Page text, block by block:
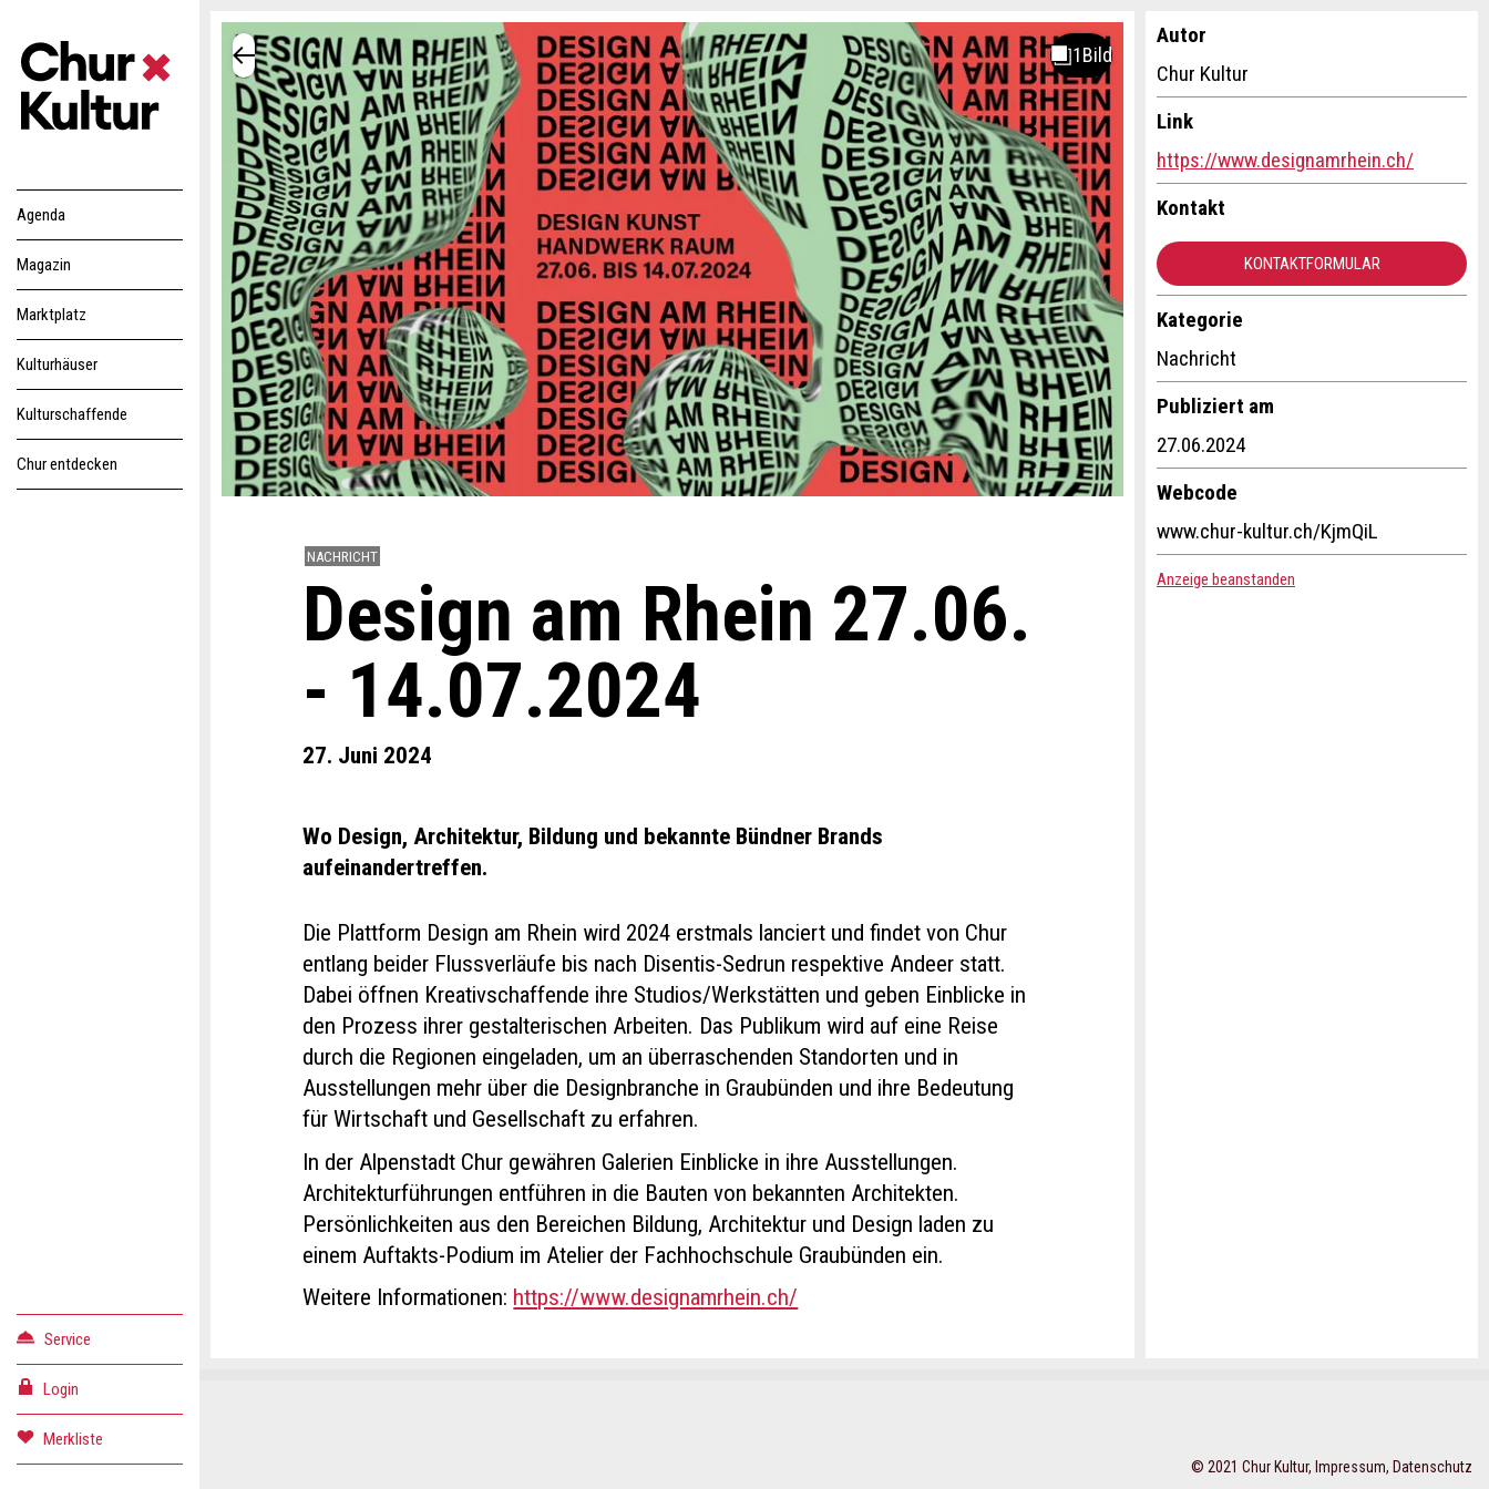
Agenda
Magazin
Marktplatz
Kulturhäuser
Kulturschaffende
Chur entdecken
Service
Login
Merkliste
NACHRICHT
Design am Rhein 27.06.
- 14.07.2024
27. Juni 2024
Wo Design, Architektur, Bildung und bekannte Bündner Brands
aufeinandertreffen.
Die Plattform Design am Rhein wird 2024 erstmals lanciert und findet von Chur
entlang beider Flussverläufe bis nach Disentis-Sedrun respektive Andeer statt.
Dabei öffnen Kreativschaffende ihre Studios/Werkstätten und geben Einblicke in
den Prozess ihrer gestalterischen Arbeiten. Das Publikum wird auf eine Reise
durch die Regionen eingeladen, um an überraschenden Standorten und in
Ausstellungen mehr über die Designbranche in Graubünden und ihre Bedeutung
für Wirtschaft und Gesellschaft zu erfahren.
In der Alpenstadt Chur gewähren Galerien Einblicke in ihre Ausstellungen.
Architekturführungen entführen in die Bauten von bekannten Architekten.
Persönlichkeiten aus den Bereichen Bildung, Architektur und Design laden zu
einem Auftakts-Podium im Atelier der Fachhochschule Graubünden ein.
Weitere Informationen: https://www.designamrhein.ch/
Autor
Chur Kultur
Link
https://www.designamrhein.ch/
Kontakt
KONTAKTFORMULAR
Kategorie
Nachricht
Publiziert am
27.06.2024
Webcode
www.chur-kultur.ch/KjmQiL
Anzeige beanstanden
© 2021 Chur Kultur, Impressum, Datenschutz